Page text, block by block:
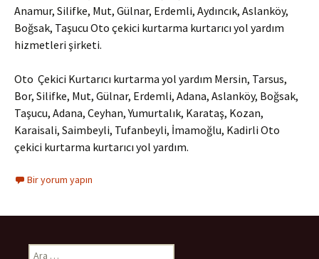
Anamur, Silifke, Mut, Gülnar, Erdemli, Aydıncık, Aslanköy,
Boğsak, Taşucu Oto çekici kurtarma kurtarıcı yol yardım
hizmetleri şirketi.
Oto Çekici Kurtarıcı kurtarma yol yardım Mersin, Tarsus,
Bor, Silifke, Mut, Gülnar, Erdemli, Adana, Aslanköy, Boğsak,
Taşucu, Adana, Ceyhan, Yumurtalık, Karataş, Kozan,
Karaisali, Saimbeyli, Tufanbeyli, İmamoğlu, Kadirli Oto
çekici kurtarma kurtarıcı yol yardım.
Bir yorum yapın